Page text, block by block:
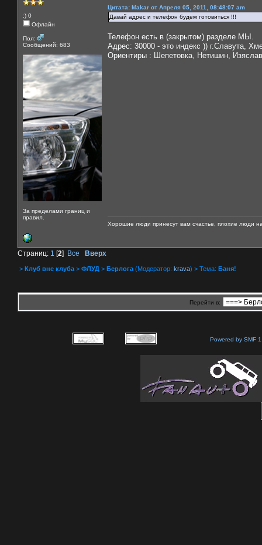
:) 0
Офлайн
Пол:
Сообщений: 683
За пределами границ и
правил.
Цитата: Makar от Апреля 05, 2011, 08:48:07 am
Давай адрес и телефон будем готовиться !!!
Телефон есть в (закрытом) разделе МЫ.
Адрес: 30000 - это индекс )) г.Славута,
Ориентиры : Шепетовка, Нетишин, Изяслав
Хорошие люди принесут вам счастье, плохие люди
Страниц: 1 [2] Все Вверх
> Клуб вне клуба > ФЛУД > Берлога (Модератор: krava) > Тема: Баня!
Перейти в:
Powered by SMF